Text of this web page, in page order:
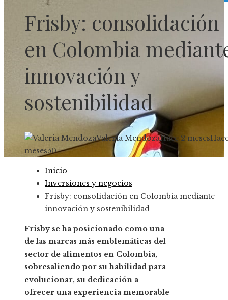
Frisby: consolidación
en Colombia
innovación y
sostenibilidad
Valeria MendozaHace 2 meses
meses50
Inicio
Inversiones y negocios
Frisby: consolidación en Colombia mediante
innovación y sostenibilidad
Frisby se ha posicionado como una
de las marcas más emblemáticas del
sector de alimentos en Colombia,
sobresaliendo por su habilidad para
evolucionar, su dedicación a
ofrecer una experiencia memorable